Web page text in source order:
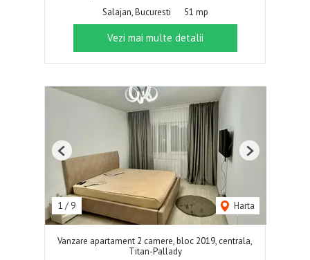
Salajan, Bucuresti
51 mp
Vezi mai multe detalii
1 / 9 Harta
Previous Next
Vanzare apartament 2 camere, bloc 2019, centrala,
Titan-Pallady